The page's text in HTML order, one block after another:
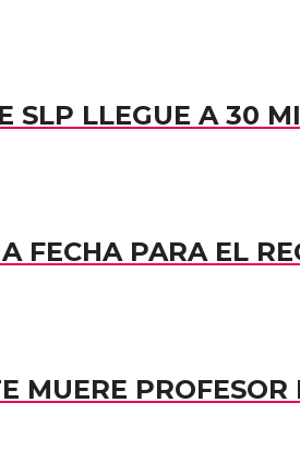
SLP LLEGUE A 30
FECHA PARA EL
MUERE